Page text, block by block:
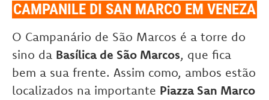
CAMPANILE DI SAN MARCO EM VENEZA
O Campanário de São Marcos é a torre do
sino da Basílica de São Marcos, que fica
bem a sua frente. Assim como, ambos estão
localizados na importante Piazza San Marco